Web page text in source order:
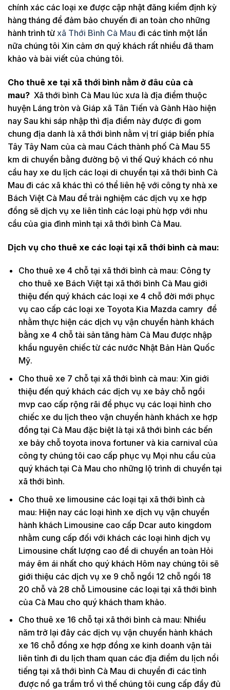
chính xác các loại xe được cập nhật đăng kiểm định kỳ
hàng tháng để đảm bảo chuyến đi an toàn cho những
hành trình từ xã Thới Bình Cà Mau đi các tỉnh một lần
nữa chúng tôi Xin cảm ơn quý khách rất nhiều đã tham
khảo và bài viết của chúng tôi.
Cho thuê xe tại xã thới bình nằm ở đâu của cà
mau? Xã thới bình Cà Mau lúc xưa là địa điểm thuộc
huyện Láng tròn và Giáp xã Tân Tiến và Gành Hào hiện
nay Sau khi sáp nhập thì địa điểm này được đi gom
chung địa danh là xã thới bình nằm vị trí giáp biển phía
Tây Tây Nam của cà mau Cách thành phố Cà Mau 55
km di chuyển bằng đường bộ vì thế Quý khách có nhu
cầu hay xe du lịch các loại di chuyển tại xã thới bình Cà
Mau đi các xã khác thì có thể liên hệ với công ty nhà xe
Bách Việt Cà Mau để trải nghiệm các dịch vụ xe hợp
đồng sẽ dịch vụ xe liên tỉnh các loại phù hợp với nhu
cầu của gia đình mình tại xã thới bình Cà Mau.
Dịch vụ cho thuê xe các loại tại xã thới bình cà mau:
Cho thuê xe 4 chỗ tại xã thới bình cà mau: Công ty
cho thuê xe Bách Việt tại xã thới bình Cà Mau giới
thiệu đến quý khách các loại xe 4 chỗ đời mới phục
vụ cao cấp các loại xe Toyota Kia Mazda camry để
nhằm thực hiện các dịch vụ vận chuyển hành khách
bằng xe 4 chỗ tài sản tăng hàm Cà Mau được nhập
khẩu nguyên chiếc từ các nước Nhật Bản Hàn Quốc
Mỹ.
Cho thuê xe 7 chỗ tại xã thới bình cà mau: Xin giới
thiệu đến quý khách các dịch vụ xe bảy chỗ ngồi
mvp cao cấp rộng rãi để phục vụ các loại hình cho
chiếc xe du lịch theo vận chuyển hành khách xe hợp
đồng tại Cà Mau đặc biệt là tại xã thới bình các bến
xe bảy chỗ toyota inova fortuner và kia carnival của
công ty chúng tôi cao cấp phục vụ Mọi nhu cầu của
quý khách tại Cà Mau cho những lộ trình di chuyển tại
xã thới bình.
Cho thuê xe limousine các loại tại xã thới bình cà
mau: Hiện nay các loại hình xe dịch vụ vận chuyển
hành khách Limousine cao cấp Dcar auto kingdom
nhằm cung cấp đối với khách các loại hình dịch vụ
Limousine chất lượng cao để di chuyển an toàn Hỏi
máy êm ái nhất cho quý khách Hôm nay chúng tôi sẽ
giới thiệu các dịch vụ xe 9 chỗ ngồi 12 chỗ ngồi 18
20 chỗ và 28 chỗ Limousine các loại tại xã thới bình
của Cà Mau cho quý khách tham khảo.
Cho thuê xe 16 chỗ tại xã thới bình cà mau: Nhiều
năm trở lại đây các dịch vụ vận chuyển hành khách
xe 16 chỗ đồng xe hợp đồng xe kinh doanh vận tải
liên tỉnh đi du lịch tham quan các địa điểm du lịch nổi
tiếng tại xã thới bình Cà Mau di chuyển đi các tỉnh
được nổ ga trầm trồ vì thế chúng tôi cung cấp đầy đủ